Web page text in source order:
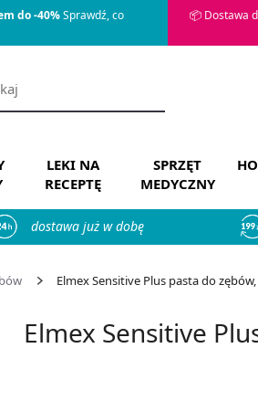
do -40%Sprawdź, co
📦 Dostawa
LEKI NA
RECEPTĘ
SPRZĘT
MEDYCZNY
dostawa już w dobę
Elmex Sensitive Plus pasta do zębów,
Elmex Sensitive